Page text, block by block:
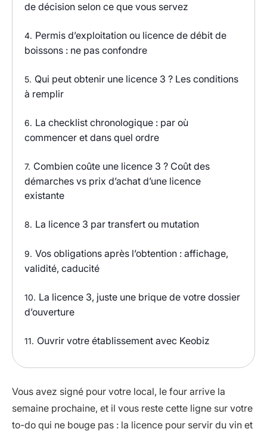
de décision selon ce que vous servez
4. Permis d’exploitation ou licence de débit de
boissons : ne pas confondre
5. Qui peut obtenir une licence 3 ? Les conditions
à remplir
6. La checklist chronologique : par où
commencer et dans quel ordre
7. Combien coûte une licence 3 ? Coût des
démarches vs prix d’achat d’une licence
existante
8. La licence 3 par transfert ou mutation
9. Vos obligations après l’obtention : affichage,
validité, caducité
10. La licence 3, juste une brique de votre dossier
d’ouverture
11. Ouvrir votre établissement avec Keobiz
Vous avez signé pour votre local, le four arrive la
semaine prochaine, et il vous reste cette ligne sur votre
to-do qui ne bouge pas : la licence pour servir du vin et